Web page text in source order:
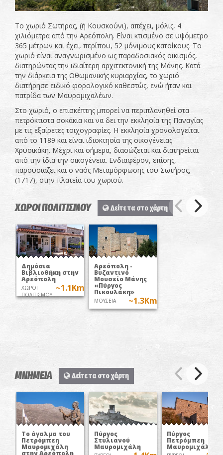
Το χωριό Σωτήρας, (ή Κουσκούνι), απέχει, μόλις, 4
χιλιόμετρα από την Αρεόπολη. Είναι κτισμένο σε υψόμετρο
365 μέτρων και έχει, περίπου, 52 μόνιμους κατοίκους. Το
χωριό είναι αναγνωρισμένο ως παραδοσιακός οικισμός,
διατηρώντας την ιδιαίτερη αρχιτεκτονική της Μάνης. Κατά
την διάρκεια της Οθωμανικής κυριαρχίας, το χωριό
διατήρησε ειδικό φορολογικό καθεστώς, ενώ ήταν και
πατρίδα των Μαυρομιχαλέων.
Στο χωριό, ο επισκέπτης μπορεί να περιπλανηθεί στα
πετρόκτιστα σοκάκια και να δει την εκκλησία της Παναγίας
με τις εξαίρετες τοιχογραφίες. Η εκκλησία χρονολογείται
από το 1189 και είναι ιδιοκτησία της οικογένειας
Χρυσικάκη. Μέχρι και σήμερα, διασώζεται και διατηρείται
από την ίδια την οικογένεια. Ενδιαφέρον, επίσης,
παρουσιάζει και ο ναός Μεταμόρφωσης του Σωτήρος,
(1717), στην πλατεία του χωριού.
ΧΩΡΟΙ ΠΟΛΙΤΙΣΜΟΥ Δείτε τα στο χάρτη
Δημόσια
Βιβλιοθήκη στην
Αρεόπολη
ΧΩΡΟΙ
ΠΟΛΙΤΙΣΜΟΥ
~1.1Km
Αρεόπολη -
Βυζαντινό
Μουσείο Μάνης
«Πύργος
Πικουλάκη»
ΜΟΥΣΕΙΑ ~1.3Km
ΜΝΗΜΕΙΑ Δείτε τα στο χάρτη
Το άγαλμα του
Πετρόμπεη
Μαυρομιχάλη
Πύργος
Στυλιανού
Μαυρομιχάλη
Πύργος
Πετρόμπεη
Μαυρομιχάλη